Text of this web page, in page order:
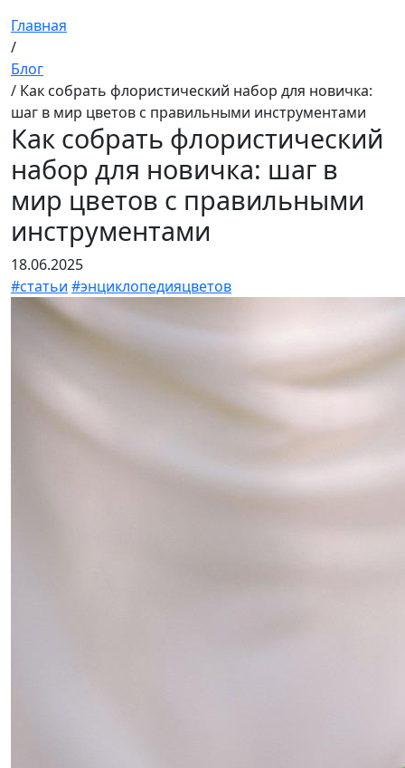
Главная
/
Блог
/ Как собрать флористический набор для новичка:
шаг в мир цветов с правильными инструментами
Как собрать флористический
набор для новичка: шаг в
мир цветов с правильными
инструментами
18.06.2025
#статьи #энциклопедияцветов